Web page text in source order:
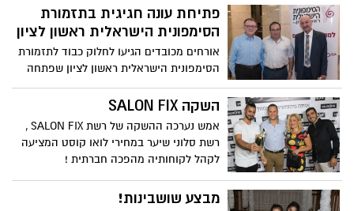
של פקידות הברון.
פתיחת עונה חגיגית בתזמורת
הסימפונית הישראלית ראשון לציון
אורחים מכובדים הגיעו לחלוק כבוד לתזמורת
הסימפונית הישראלית ראשון לציון שפתחה
את העונה ה-29 עם המנכ"ל החדש, עופר
סלע.
השקה SALON FIX
אמש נערכה ההשקה של רשת SALON FIX ,
רשת סלוני שיער במחירי לואו קוסט המציעה
לקהל לקוחותיה מהפכה חברתית !
מבצע שושבינות!